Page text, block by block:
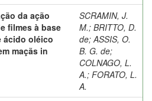
da ação
filmes à base
ácido oléico
maçãs in
SCRAMIN, J.
M.; BRITTO, D.
de; ASSIS, O.
B. G. de;
COLNAGO, L.
A.; FORATO, L.
A.